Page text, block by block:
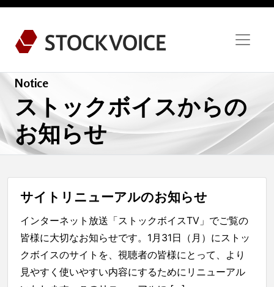
Notice
ストックボイスからの
お知らせ
サイトリニューアルのお知らせ
インターネット放送「ストックボイスTV」でご覧の
皆様に大切なお知らせです。1月31日（月）にストッ
クボイスのサイトを、視聴者の皆様にとって、より
見やすく使いやすい内容にするためにリニューアル